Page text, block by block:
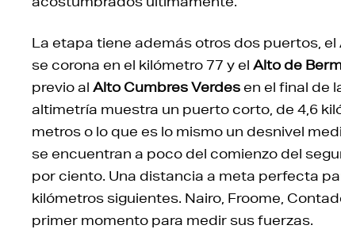
La etapa tiene además otros dos puertos, el
se corona en el kilómetro 77 y el Alto de
previo al Alto Cumbres Verdesen el final de
altimetría muestra un puerto corto, de 4,6
metros o lo que es lo mismo un desnivel
se encuentran a poco del comienzo del
por ciento. Una distancia a meta perfecta
kilómetros siguientes. Nairo, Froome,
primer momento para medir sus fuerzas.